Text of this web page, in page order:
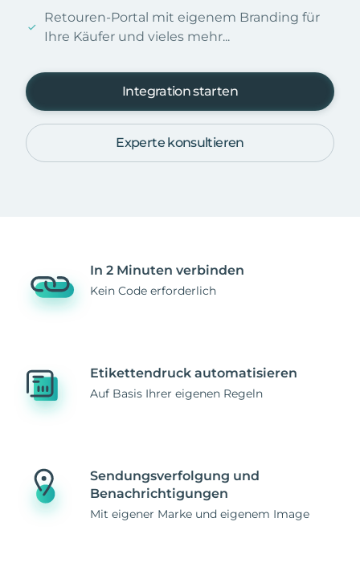
Retouren-Portal mit eigenem Branding für
Ihre Käufer und vieles mehr...
Integration starten
Experte konsultieren
In 2 Minuten verbinden
Kein Code erforderlich
Etikettendruck automatisieren
Auf Basis Ihrer eigenen Regeln
Sendungsverfolgung und
Benachrichtigungen
Mit eigener Marke und eigenem Image